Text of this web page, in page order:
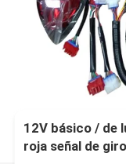
12V básico / de
roja señal de